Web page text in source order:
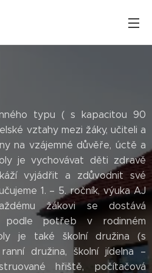
typu ( s kapacitou 90
vztahy mezi žáky, učiteli a
na vzájemné důvěře, úctě a
je vychovávat děti zdravě
vyjádřit a zdůvodnit své
1. – 5. ročník, výuka AJ
žákovi se dostává
podle potřeb v rodinném
je také školní družina (s
družina, školní jídelna –
hřiště, počítačová